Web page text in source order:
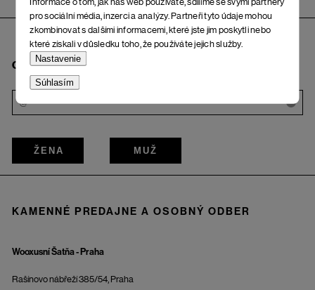
pro sociální média, inzerci a analýzy. Partneři tyto údaje mohou
zkombinovat s dalšími informacemi, které jste jim poskytli nebo
které získali v důsledku toho, že používáte jejich služby.
Nastavenie
Súhlasím
Chcem odoberať bulletin
i
ŽENA MUŽ
KAMENNÉ PREDAJNE A OSOBNÝ ODBER
Wooxusní Šatňa - Praha
Rašínovo nábřeží 385/54, Praha